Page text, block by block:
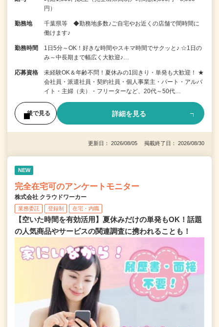
円）
勤務地
千葉県等 ◆勤務地多数♪ご自宅やお近くの店舗で間時間に
働けます♪
勤務時間
1日5分～OK！好きな時間やスキマ時間でサクッと♪ ☆1日の
み～中長期まで幅広く大歓迎♪…
応募資格
未経験OK＆年齢不問！夏休みの1回きり・単発も大歓迎！ ★
会社員・派遣社員・契約社員・個人事業主・パート・アルバ
イト・主婦（夫）・フリーターなど、20代～50代…
後で見る 詳細を見る
更新日： 2026/08/05 掲載終了日： 2026/08/30
NEW
完全在宅可のアンケートモニター
株式会社 クラウドワーカー
業務委託 登録制 在宅・内職
【空いた時間を有効活用】夏休みだけの単発もOK！話題
の人気商品やサービスの関連調査に携われることも！